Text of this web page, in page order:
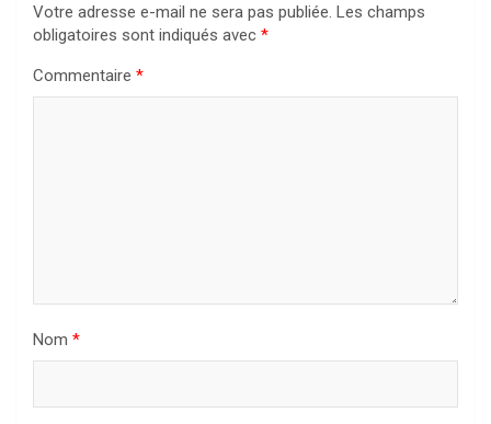
Votre adresse e-mail ne sera pas publiée. Les champs
obligatoires sont indiqués avec *
Commentaire *
Nom *